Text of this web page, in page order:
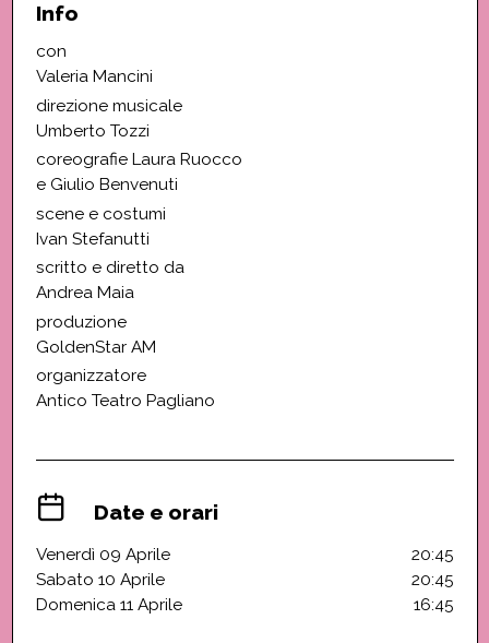
Info
con
Valeria Mancini
direzione musicale
Umberto Tozzi
coreografie Laura Ruocco
e Giulio Benvenuti
scene e costumi
Ivan Stefanutti
scritto e diretto da
Andrea Maia
produzione
GoldenStar AM
organizzatore
Antico Teatro Pagliano
Date e orari
Venerdì 09 Aprile
20:45
Sabato 10 Aprile
20:45
Domenica 11 Aprile
16:45